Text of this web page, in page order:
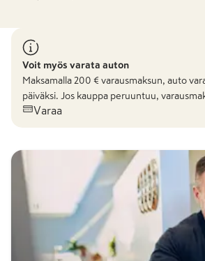
Voit myös varata auton
Maksamalla 200 € varausmaksun, auto
päiväksi. Jos kauppa peruuntuu,
Varaa